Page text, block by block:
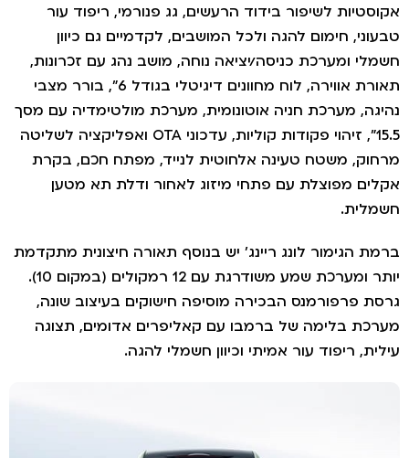
אקוסטיות לשיפור בידוד הרעשים, גג פנורמי, ריפוד עור
טבעוני, חימום להגה ולכל המושבים, לקדמיים גם כיוון
חשמלי ומערכת כניסה/יציאה נוחה, מושב נהג עם זכרונות,
תאורת אווירה, לוח מחוונים דיגיטלי בגודל 6", בורר מצבי
נהיגה, מערכת חניה אוטונומית, מערכת מולטימדיה עם מסך
15.5", זיהוי פקודות קוליות, עדכוני OTA ואפליקציה לשליטה
מרחוק, משטח טעינה אלחוטית לנייד, מפתח חכם, בקרת
אקלים מפוצלת עם פתחי מיזוג לאחור ודלת תא מטען
חשמלית.
ברמת הגימור לונג ריינג' יש בנוסף תאורה חיצונית מתקדמת
יותר ומערכת שמע משודרגת עם 12 רמקולים (במקום 10).
גרסת פרפורמנס הבכירה מוסיפה חישוקים בעיצוב שונה,
מערכת בלימה של ברמבו עם קאליפרים אדומים, תצוגה
עילית, ריפוד עור אמיתי וכיוון חשמלי להגה.